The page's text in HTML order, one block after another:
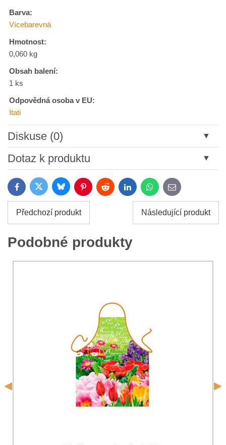
Barva:
Vícebarevná
Hmotnost:
0,060 kg
Obsah balení:
1 ks
Odpovědná osoba v EU:
Itati
Diskuse (0)
Nový komentář
Název:
Jméno:*
Souhlasím se zpracováním osobních údajů za účelem
odeslání formuláře. Seznámil jsem se s podmínkami
společnosti Bomba s.r.o.*
Dotaz k produktu
*
Váš e-mail:*
FacebookTwitter BlueskyPinterestReddit LinkedInWhatsApp
E-
mail
Předchozí produkt Následující produkt
Podobné produkty